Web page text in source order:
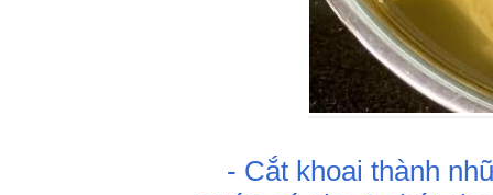
- Cắt khoai thành